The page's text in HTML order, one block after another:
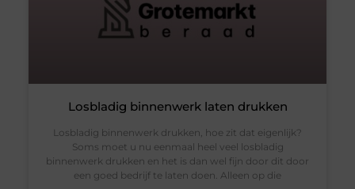
Losbladig binnenwerk laten drukken
Losbladig binnenwerk drukken, hoe zit dat eigenlijk?
Soms moet u nu eenmaal heel veel losbladig
binnenwerk drukken en het is dan wel fijn door dit door
een goed bedrijf te laten doen. Alleen op die